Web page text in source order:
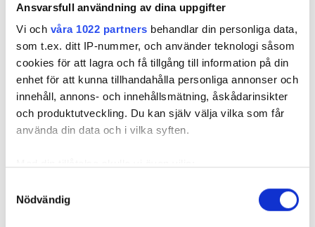
Ansvarsfull användning av dina uppgifter
Vi och våra 1022 partners behandlar din personliga data,
som t.ex. ditt IP-nummer, och använder teknologi såsom
cookies för att lagra och få tillgång till information på din
enhet för att kunna tillhandahålla personliga annonser och
innehåll, annons- och innehållsmätning, åskådarinsikter
och produktutveckling. Du kan själv välja vilka som får
använda din data och i vilka syften.
som kan ha en noggrannhet på upp till flera meter
Nödvändig
SKOLELEVER PÅ INGÅNG?
SÅ BLIR DU EN SUPERMENTOR FÖR EL-PRAKTIKANTER
—